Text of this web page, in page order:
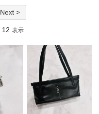
Next >
12 表示